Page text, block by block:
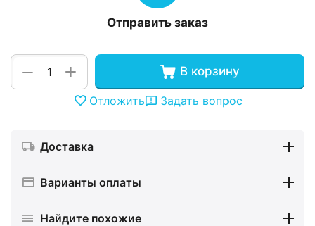
Отправить заказ
+
− В корзину
Отложить Задать вопрос
Доставка
Варианты оплаты
Найдите похожие